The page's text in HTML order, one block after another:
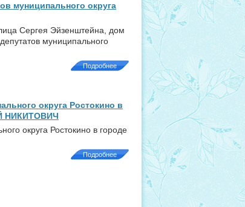
муниципального округа
Сергея Эйзенштейна, дом
муниципального
Подробнее
округа Ростокино в
НИКИТОВИЧ
округа Ростокино в городе
Подробнее